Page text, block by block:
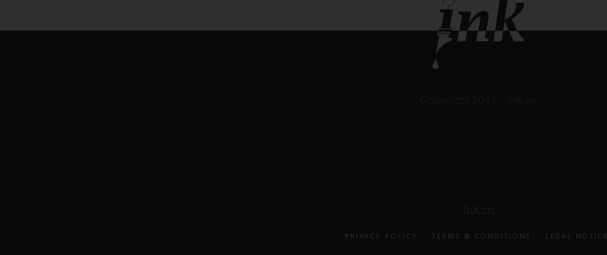
PRIVACY POLICY TERMS & CONDITIONS LEGAL NOTICE